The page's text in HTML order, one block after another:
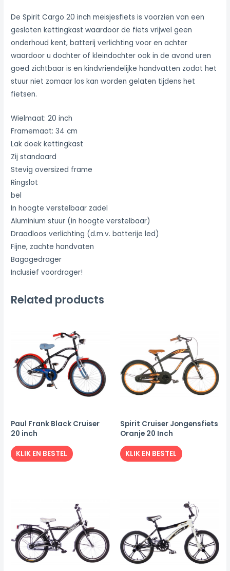
De Spirit Cargo 20 inch meisjesfiets is voorzien van een
gesloten kettingkast waardoor de fiets vrijwel geen
onderhoud kent, batterij verlichting voor en achter
waardoor u dochter of kleindochter ook in de avond uren
goed zichtbaar is en kindvriendelijke handvatten zodat het
stuur niet zomaar los kan worden gelaten tijdens het
fietsen.
Wielmaat: 20 inch
Framemaat: 34 cm
Lak doek kettingkast
Zij standaard
Stevig oversized frame
Ringslot
bel
In hoogte verstelbaar zadel
Aluminium stuur (in hoogte verstelbaar)
Draadloos verlichting (d.m.v. batterije led)
Fijne, zachte handvaten
Bagagedrager
Inclusief voordrager!
Related products
Paul Frank Black Cruiser
20 inch
KLIK EN BESTEL
Spirit Cruiser Jongensfiets
Oranje 20 Inch
KLIK EN BESTEL